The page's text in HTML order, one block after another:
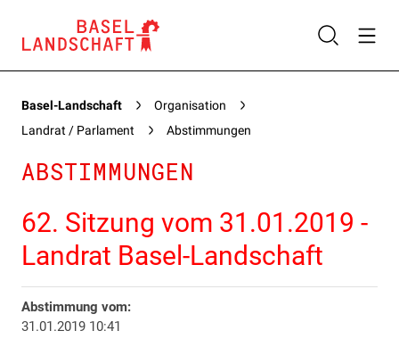
Basel-Landschaft
Organisation
Landrat / Parlament
Abstimmungen
ABSTIMMUNGEN